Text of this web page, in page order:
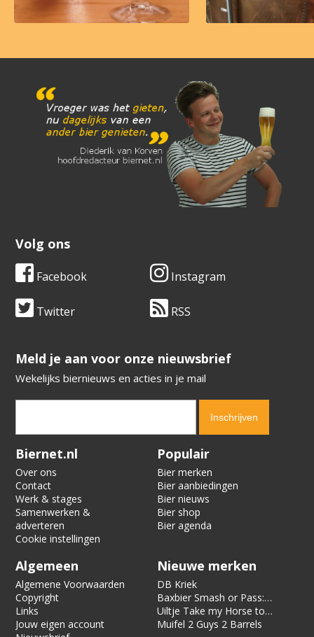
Volg ons
Facebook Instagram
Twitter RSS
​​​​​​​Meld je aan voor onze nieuwsbrief
Wekelijks biernieuws en acties in je mail
Verification code:
Biernet.nl
Over ons
Contact
Werk & stages
Samenwerken &
adverteren
Cookie instellingen
Populair
Bier merken
Bier aanbiedingen
Bier nieuws
Bier shop
Bier agenda
Algemeen
Algemene Voorwaarden
Copyright
Links
Jouw eigen account
Nieuwe merken
DB Kriek
Baxbier Smash or Pass:
Strata
Uiltje Take my Horse to
the Hotel Room
Muifel 2 Guys 2 Barrels